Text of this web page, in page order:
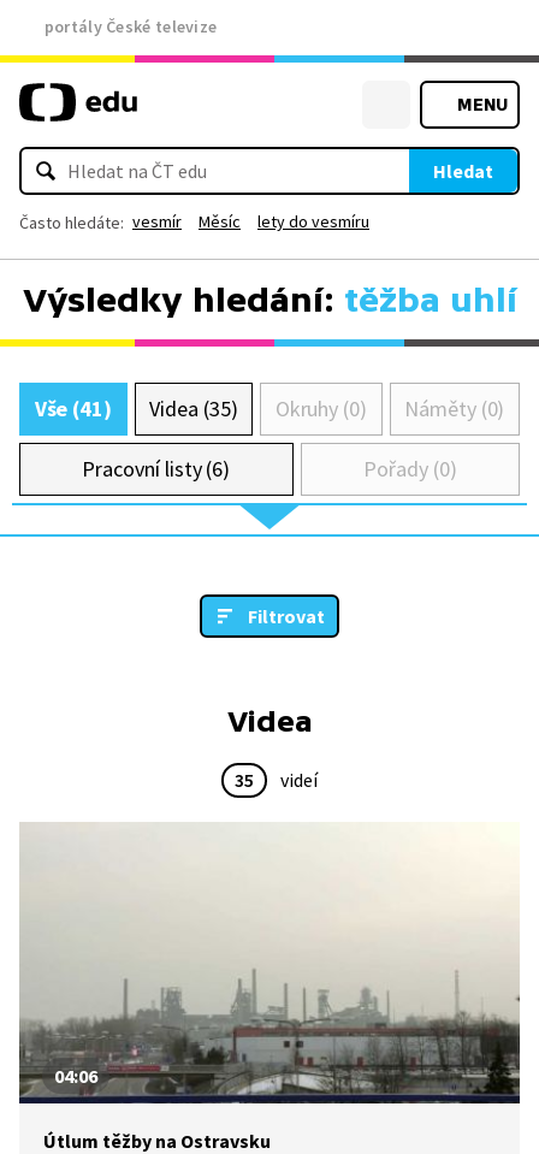
portály České televize
MENU
Hledat
Často hledáte: vesmír Měsíc lety do vesmíru
Výsledky hledání: těžba uhlí
Vše (41) Videa (35) Okruhy (0) Náměty (0)
Pracovní listy (6) Pořady (0)
Filtrovat
Videa
35 videí
04:06
Útlum těžby na Ostravsku